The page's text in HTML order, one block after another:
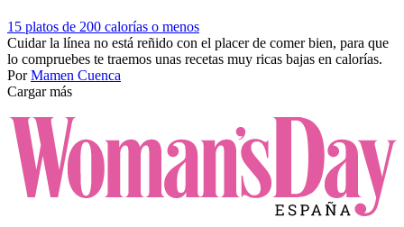
15 platos de 200 calorías o menos
Cuidar la línea no está reñido con el placer de comer bien, para que
lo compruebes te traemos unas recetas muy ricas bajas en calorías.
PorMamen Cuenca
Cargar más